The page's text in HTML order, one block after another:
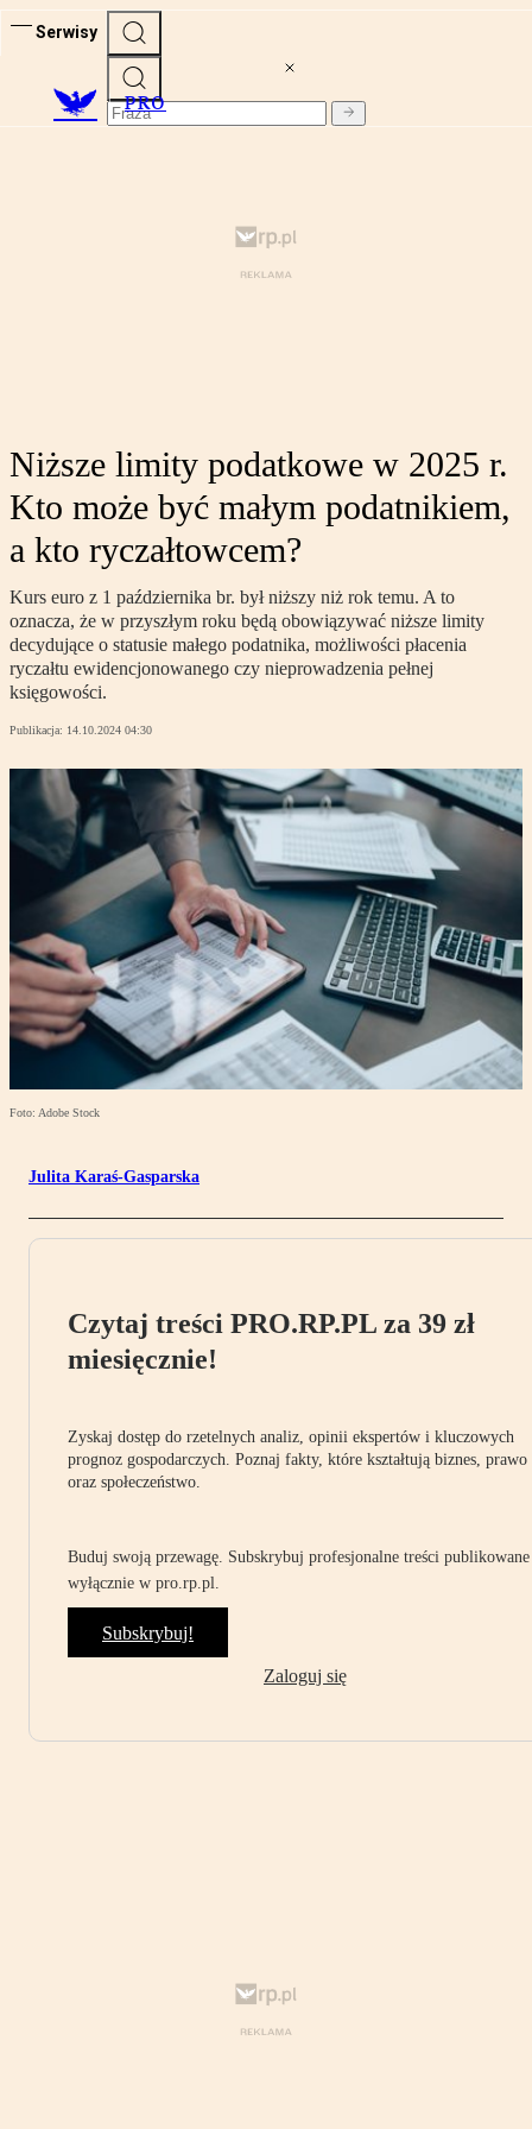
Serwisy
PRO
Niższe limity podatkowe w 2025 r.
Kto może być małym podatnikiem,
a kto ryczałtowcem?
Kurs euro z 1 października br. był niższy niż rok temu. A to
oznacza, że w przyszłym roku będą obowiązywać niższe limity
decydujące o statusie małego podatnika, możliwości płacenia
ryczałtu ewidencjonowanego czy nieprowadzenia pełnej
księgowości.
Publikacja: 14.10.2024 04:30
Foto: Adobe Stock
Julita Karaś-Gasparska
Czytaj treści PRO.RP.PL za 39 zł
miesięcznie!
Zyskaj dostęp do rzetelnych analiz, opinii ekspertów i kluczowych
prognoz gospodarczych. Poznaj fakty, które kształtują biznes, prawo
oraz społeczeństwo.
Buduj swoją przewagę. Subskrybuj profesjonalne treści publikowane
wyłącznie w pro.rp.pl.
Subskrybuj!
Zaloguj się